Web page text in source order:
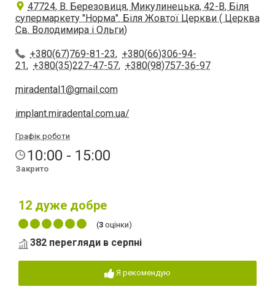
47724, В. Березовиця, Микулинецька, 42-В, Біля
супермаркету "Норма". Біля Жовтої Церкви ( Церква
Св. Володимира і Ольги)
+380(67)769-81-23, +380(66)306-94-
21, +380(35)227-47-57, +380(98)757-36-97
miradental1@gmail.com
implant.miradental.com.ua/
Графік роботи
10:00 - 15:00
Закрито
12 дуже добре
(3 оцінки)
382 перегляди в серпні
Я рекомендую